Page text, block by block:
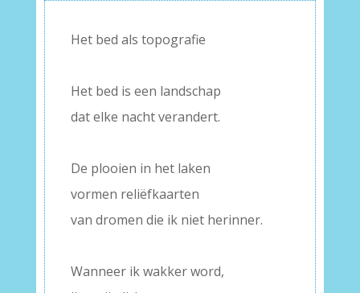
Het bed als topografie
Het bed is een landschap
dat elke nacht verandert.
De plooien in het laken
vormen reliëfkaarten
van dromen die ik niet herinner.
Wanneer ik wakker word,